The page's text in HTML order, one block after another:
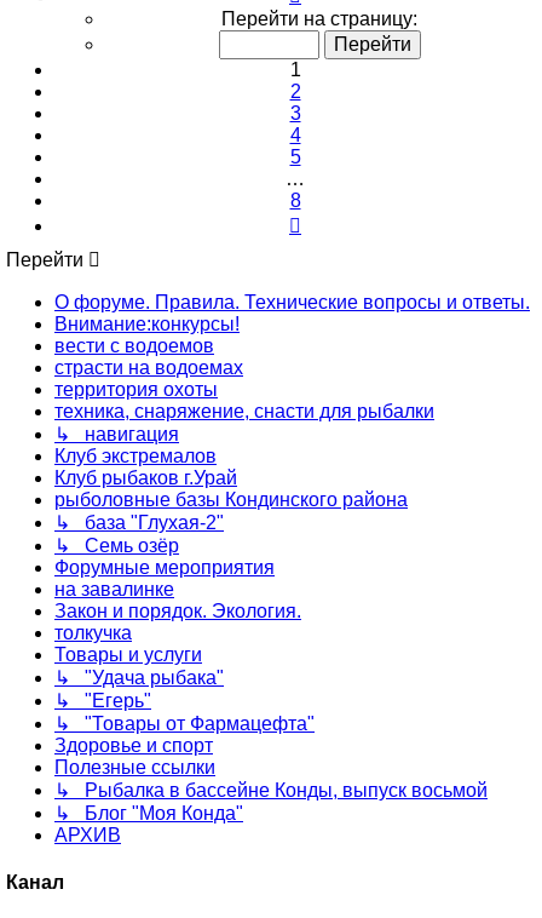
1
из
8
Перейти на страницу:
1
2
3
4
5
…
8
Перейти
О форуме. Правила. Технические вопросы и ответы.
Внимание:конкурсы!
вести с водоемов
страсти на водоемах
территория охоты
техника, снаряжение, снасти для рыбалки
↳ навигация
Клуб экстремалов
Клуб рыбаков г.Урай
рыболовные базы Кондинского района
↳ база "Глухая-2"
↳ Семь озёр
Форумные мероприятия
на завалинке
Закон и порядок. Экология.
толкучка
Товары и услуги
↳ "Удача рыбака"
↳ "Егерь"
↳ "Товары от Фармацефта"
Здоровье и спорт
Полезные ссылки
↳ Рыбалка в бассейне Конды, выпуск восьмой
↳ Блог "Моя Конда"
АРХИВ
Канал